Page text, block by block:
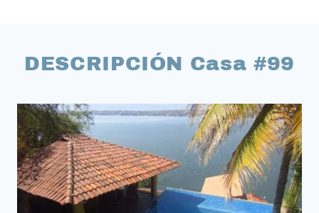
DESCRIPCIÓN Casa #99